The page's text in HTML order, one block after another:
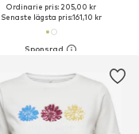
Ordinarie pris: 205,00 kr
Senaste lägsta pris:161,10 kr